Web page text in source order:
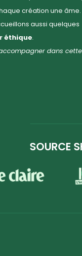
création une âme.
aussi quelques
éthique.
dans cette
SOURCE